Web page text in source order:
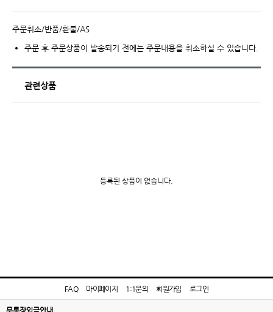
주문취소/반품/환불/AS
주문 후 주문상품이 발송되기 전에는 주문내용을 취소하실 수 있습니다.
관련상품
등록된 상품이 없습니다.
FAQ 마이페이지 1:1문의 회원가입 로그인